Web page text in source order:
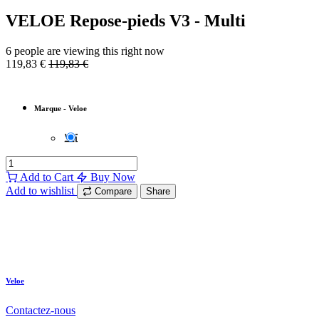
VELOE Repose-pieds V3 - Multi
6 people are viewing this right now
119,83 € 119,83€
Marque - Veloe
Add to Cart
Buy Now
Add to wishlist
Compare Share
Veloe
Contactez-nous